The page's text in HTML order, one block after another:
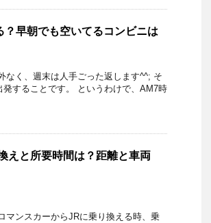
早朝でも空いてるコンビニは
なく、週末は人手ごった返します^^; そ
することです。 というわけで、AM7時
えと所要時間は？距離と車両
マンスカーからJRに乗り換える時、乗